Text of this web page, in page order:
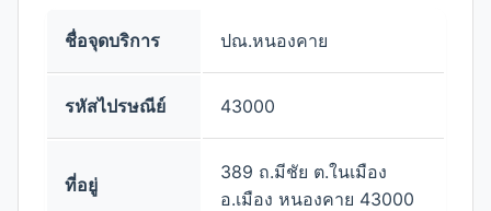
ชื่อจุดบริการ ปณ.หนองคาย
รหัสไปรษณีย์ 43000
ที่อยู่
389 ถ.มีชัย ต.ในเมือง
อ.เมือง หนองคาย 43000